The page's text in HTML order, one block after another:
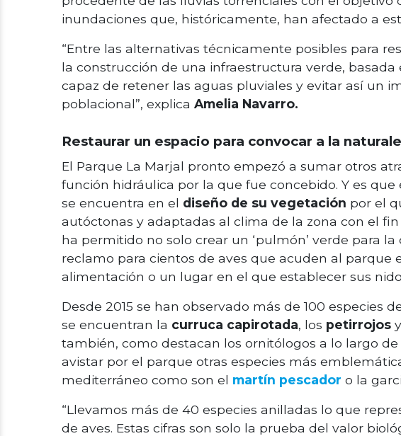
inundaciones que, históricamente, han afectado a
“Entre las alternativas técnicamente posibles para
la construcción de una infraestructura verde, basada
capaz de retener las aguas pluviales y evitar así un
poblacional”, explica Amelia Navarro.
Restaurar un espacio para convocar a la
El Parque La Marjal pronto empezó a sumar otros
función hidráulica por la que fue concebido. Y es
se encuentra en el diseño de su vegetación por el
autóctonas y adaptadas al clima de la zona con el
ha permitido no solo crear un ‘pulmón’ verde para
reclamo para cientos de aves que acuden al parque
alimentación o un lugar en el que establecer sus
Desde 2015 se han observado más de 100 especies
se encuentran la curruca capirotada, los petirrojos
también, como destacan los ornitólogos a lo largo
avistar por el parque otras especies más
mediterráneo como son el martín pescador o la
“Llevamos más de 40 especies anilladas lo que
de aves. Estas cifras son solo la prueba del valor